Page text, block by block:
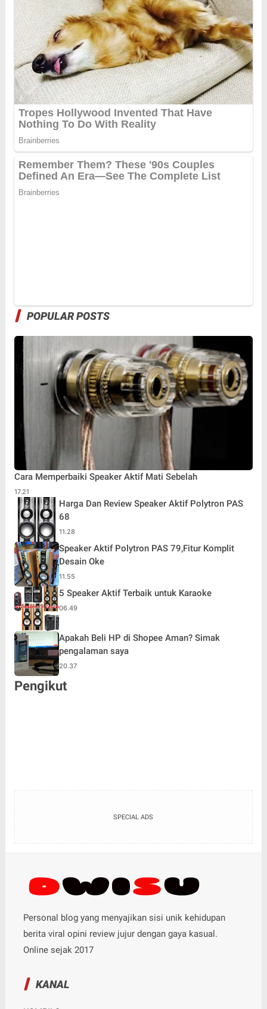
POPULAR POSTS
Cara Memperbaiki Speaker Aktif Mati Sebelah
17.21
Harga Dan Review Speaker Aktif Polytron PAS
68
11.28
Speaker Aktif Polytron PAS 79,Fitur Komplit
Desain Oke
11.55
5 Speaker Aktif Terbaik untuk Karaoke
06.49
Apakah Beli HP di Shopee Aman? Simak
pengalaman saya
20.37
Pengikut
SPECIAL ADS
Personal blog yang menyajikan sisi unik kehidupan
berita viral opini review jujur dengan gaya kasual.
Online sejak 2017
KANAL